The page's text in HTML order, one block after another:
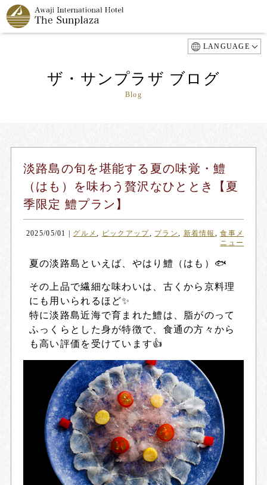
LANGUAGE
ザ・サンプラザ ブログ
Blog
淡路島の旬を堪能する夏の味覚・鱧
（はも）を味わう贅沢なひととき【夏
季限定 鱧プラン】
2025/05/01 グルメ, ピックアップ, プラン, 新着情報 ,食事メ
ニュー
夏の淡路島といえば、やはり鱧（はも）🐟
その上品で繊細な味わいは、古くから京料理
にも用いられるほど✨
特に淡路島近海で育まれた鱧は、脂がのって
ふっくらとした身が特徴で、食通の方々から
も高い評価を受けています👍